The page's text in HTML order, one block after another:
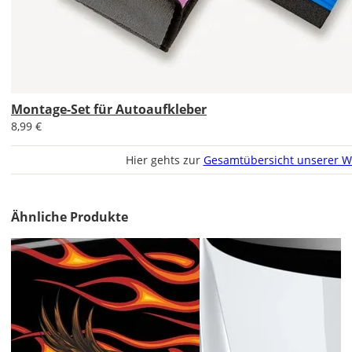
Economy
Deutschland
Mo., 17.08. -
Fr., 21.08.
AT
CH
Montage-Set für Autoaufkleber
8,99 €
Hier gehts zur Gesamtübersicht unserer
Ähnliche Produkte